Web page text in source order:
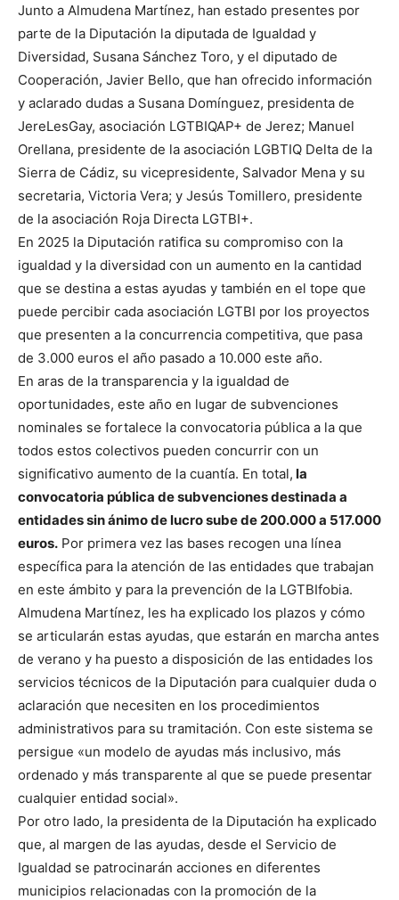
Junto a Almudena Martínez, han estado presentes por
parte de la Diputación la diputada de Igualdad y
Diversidad, Susana Sánchez Toro, y el diputado de
Cooperación, Javier Bello, que han ofrecido información
y aclarado dudas a Susana Domínguez, presidenta de
JereLesGay, asociación LGTBIQAP+ de Jerez; Manuel
Orellana, presidente de la asociación LGBTIQ Delta de la
Sierra de Cádiz, su vicepresidente, Salvador Mena y su
secretaria, Victoria Vera; y Jesús Tomillero, presidente
de la asociación Roja Directa LGTBI+.
En 2025 la Diputación ratifica su compromiso con la
igualdad y la diversidad con un aumento en la cantidad
que se destina a estas ayudas y también en el tope que
puede percibir cada asociación LGTBI por los proyectos
que presenten a la concurrencia competitiva, que pasa
de 3.000 euros el año pasado a 10.000 este año.
En aras de la transparencia y la igualdad de
oportunidades, este año en lugar de subvenciones
nominales se fortalece la convocatoria pública a la que
todos estos colectivos pueden concurrir con un
significativo aumento de la cuantía. En total, la
convocatoria pública de subvenciones destinada a
entidades sin ánimo de lucro sube de 200.000 a 517.000
euros. Por primera vez las bases recogen una línea
específica para la atención de las entidades que trabajan
en este ámbito y para la prevención de la LGTBIfobia.
Almudena Martínez, les ha explicado los plazos y cómo
se articularán estas ayudas, que estarán en marcha antes
de verano y ha puesto a disposición de las entidades los
servicios técnicos de la Diputación para cualquier duda o
aclaración que necesiten en los procedimientos
administrativos para su tramitación. Con este sistema se
persigue «un modelo de ayudas más inclusivo, más
ordenado y más transparente al que se puede presentar
cualquier entidad social».
Por otro lado, la presidenta de la Diputación ha explicado
que, al margen de las ayudas, desde el Servicio de
Igualdad se patrocinarán acciones en diferentes
municipios relacionadas con la promoción de la